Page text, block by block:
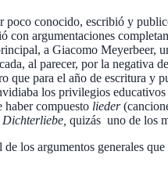
conocido, escribió y
con argumentaciones
a Giacomo Meyerbeer,
al parecer, por la negativa
para el año de escritura
los privilegios
haber compuesto lieder
Dichterliebe, quizás uno de los
los argumentos generales